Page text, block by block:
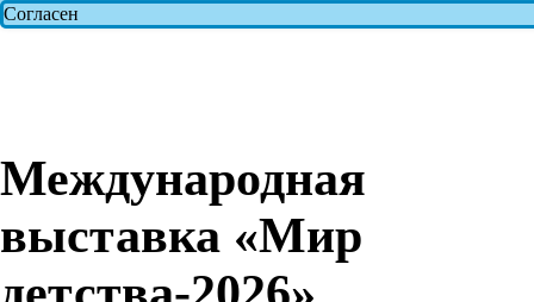
Согласен
Международная
выставка «Мир